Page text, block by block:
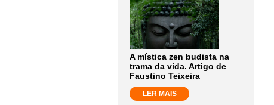
A mística zen budista na
trama da vida. Artigo de
Faustino Teixeira
LER MAIS